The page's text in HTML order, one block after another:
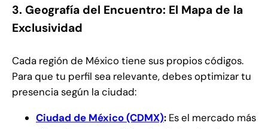
3. Geografía del Encuentro: El Mapa de la
Exclusividad
Cada región de México tiene sus propios códigos.
Para que tu perfil sea relevante, debes optimizar tu
presencia según la ciudad:
Ciudad de México (CDMX): Es el mercado más